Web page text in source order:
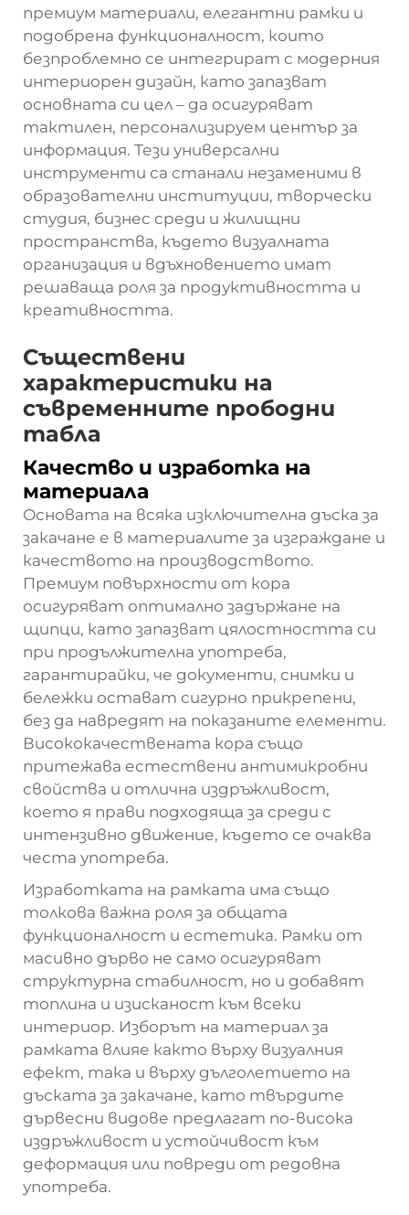
премиум материали, елегантни рамки и
подобрена функционалност, които
безпроблемно се интегрират с модерния
интериорен дизайн, като запазват
основната си цел – да осигуряват
тактилен, персонализируем център за
информация. Тези универсални
инструменти са станали незаменими в
образователни институции, творчески
студия, бизнес среди и жилищни
пространства, където визуалната
организация и вдъхновението имат
решаваща роля за продуктивността и
креативността.
Съществени
характеристики на
съвременните прободни
табла
Качество и изработка на
материала
Основата на всяка изключителна дъска за
закачане е в материалите за изграждане и
качеството на производството.
Премиум повърхности от кора
осигуряват оптимално задържане на
щипци, като запазват цялостността си
при продължителна употреба,
гарантирайки, че документи, снимки и
бележки остават сигурно прикрепени,
без да навредят на показаните елементи.
Висококачествената кора също
притежава естествени антимикробни
свойства и отлична издръжливост,
което я прави подходяща за среди с
интензивно движение, където се очаква
честа употреба.
Изработката на рамката има също
толкова важна роля за общата
функционалност и естетика. Рамки от
масивно дърво не само осигуряват
структурна стабилност, но и добавят
топлина и изисканост към всеки
интериор. Изборът на материал за
рамката влияе както върху визуалния
ефект, така и върху дълголетието на
дъската за закачане, като твърдите
дървесни видове предлагат по-висока
издръжливост и устойчивост към
деформация или повреди от редовна
употреба.